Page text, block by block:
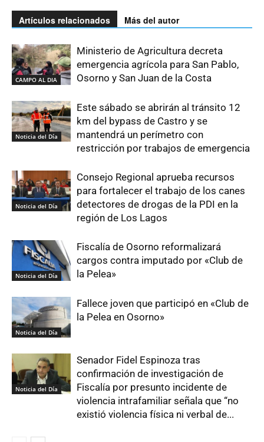
Artículos relacionados Más del autor
CAMPO AL DIA
Ministerio de Agricultura decreta
emergencia agrícola para San Pablo,
Osorno y San Juan de la Costa
Noticia del Día
Este sábado se abrirán al tránsito 12
km del bypass de Castro y se
mantendrá un perímetro con
restricción por trabajos de emergencia
Noticia del Día
Consejo Regional aprueba recursos
para fortalecer el trabajo de los canes
detectores de drogas de la PDI en la
región de Los Lagos
Noticia del Día
Fiscalía de Osorno reformalizará
cargos contra imputado por «Club de
la Pelea»
Noticia del Día
Fallece joven que participó en «Club de
la Pelea en Osorno»
Noticia del Día
Senador Fidel Espinoza tras
confirmación de investigación de
Fiscalía por presunto incidente de
violencia intrafamiliar señala que “no
existió violencia física ni verbal de...